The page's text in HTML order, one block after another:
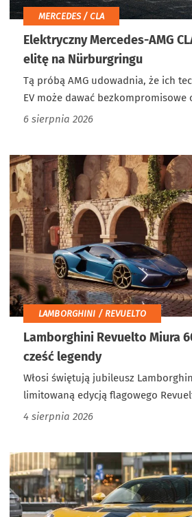
MERCEDES / CLA
Elektryczny Mercedes-AMG
elitę na Nürburgringu
Tą próbą AMG udowadnia, że ich
EV może dawać bezkompromisowe
6 sierpnia 2026
LAMBORGHINI / REVUELTO
Lamborghini Revuelto Miura
cześć legendy
Włosi świętują jubileusz
limitowaną edycją flagowego
4 sierpnia 2026